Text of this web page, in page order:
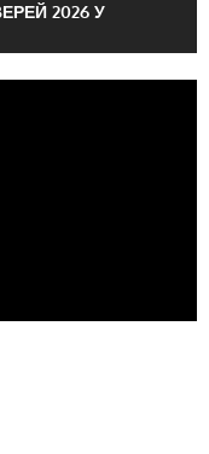
2026 У